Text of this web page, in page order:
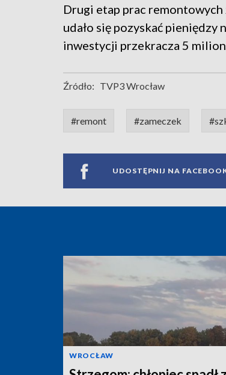
Drugi etap prac remontowych
udało się pozyskać
inwestycji przekracza 5
Źródło: TVP3 Wrocław
#remont #zameczek
UDOSTĘPNIJ NA
WROCŁAW